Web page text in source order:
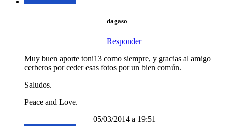
dagaso
Responder
Muy buen aporte toni13 como siempre, y gracias al amigo
cerberos por ceder esas fotos por un bien común.
Saludos.
Peace and Love.
05/03/2014 a 19:51